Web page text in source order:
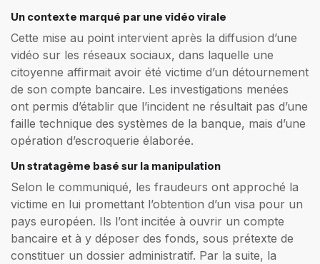
Un contexte marqué par une vidéo virale
Cette mise au point intervient après la diffusion d’une
vidéo sur les réseaux sociaux, dans laquelle une
citoyenne affirmait avoir été victime d’un détournement
de son compte bancaire. Les investigations menées
ont permis d’établir que l’incident ne résultait pas d’une
faille technique des systèmes de la banque, mais d’une
opération d’escroquerie élaborée.
Un stratagème basé sur la manipulation
Selon le communiqué, les fraudeurs ont approché la
victime en lui promettant l’obtention d’un visa pour un
pays européen. Ils l’ont incitée à ouvrir un compte
bancaire et à y déposer des fonds, sous prétexte de
constituer un dossier administratif. Par la suite, la